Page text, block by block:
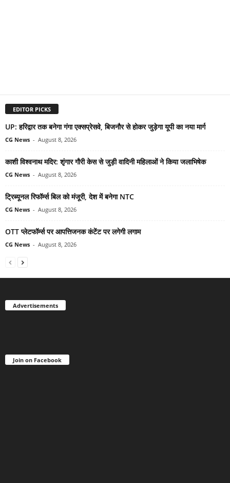
EDITOR PICKS
UP: हरिद्वार तक बनेगा गंगा एक्सप्रेसवे, बिजनौर से होकर जुड़ेगा यूपी का नया मार्ग
CG News - August 8, 2026
काशी विश्वनाथ मदिर: शृंगार गौरी केस से जुड़ी वादिनी महिलाओं ने किया जलाभिषेक
CG News - August 8, 2026
ट्रिब्यूनल रिफॉर्म्स बिल को मंजूरी, देश में बनेगा NTC
CG News - August 8, 2026
OTT प्लेटफॉर्म्स पर आपत्तिजनक कंटेंट पर लगेगी लगाम
CG News - August 8, 2026
Advertisements
Join on Facebook